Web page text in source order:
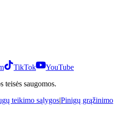
TikTok
YouTube
teisės saugomos.
teikimo sąlygos|Pinigų grąžinimo